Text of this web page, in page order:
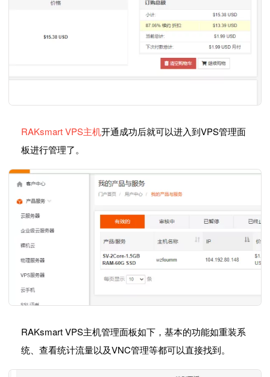
RAKsmart VPS主机开通成功后就可以进入到VPS管理面
板进行管理了。
RAKsmart VPS主机管理面板如下，基本的功能如重装系
统、查看统计流量以及VNC管理等都可以直接找到。